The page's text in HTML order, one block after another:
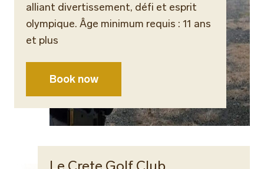
alliant divertissement, défi et esprit
olympique. Âge minimum requis : 11 ans
et plus
Book now